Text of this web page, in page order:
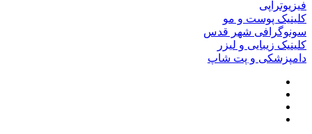
فیزیوتراپی
کلینیک پوست و مو
سونوگرافی شهر قدس
کلینیک زیبایی و لیزر
دامپزشکی و پت شاپ